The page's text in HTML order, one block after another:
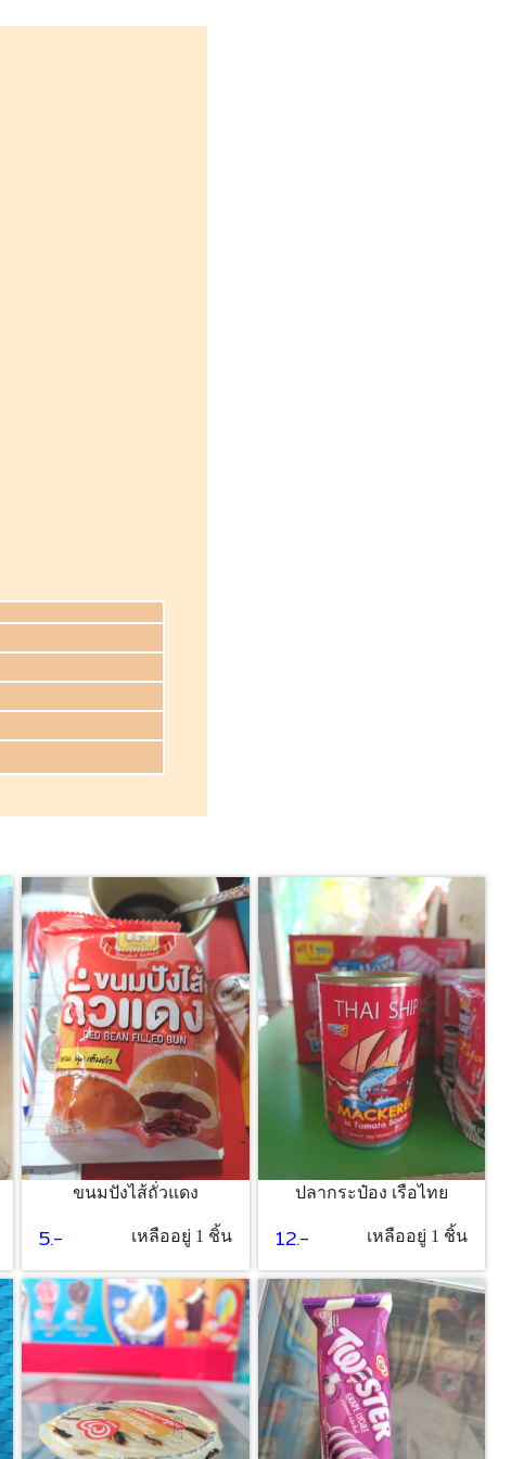
ขนมปังไส้ถั่วแดง
5.- เหลืออยู่ 1 ชิ้น
ปลากระป๋อง เรือไทย
12.- เหลืออยู่ 1 ชิ้น